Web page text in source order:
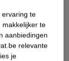
te
te
aanbiedingen
relevante
je